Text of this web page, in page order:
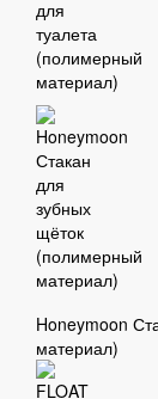
Honeymoon
материал)